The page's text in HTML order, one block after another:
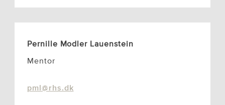
Pernille Modler Lauenstein
Mentor
pml@rhs.dk